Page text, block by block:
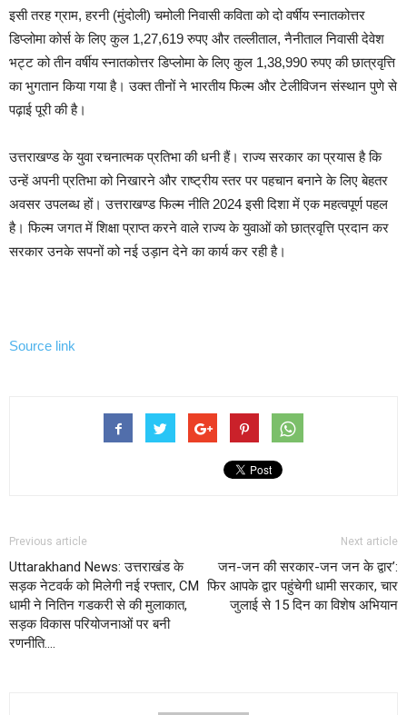
इसी तरह ग्राम, हरनी (मुंदोली) चमोली निवासी कविता को दो वर्षीय स्नातकोत्तर
डिप्लोमा कोर्स के लिए कुल 1,27,619 रुपए और तल्लीताल, नैनीताल निवासी देवेश
भट्ट को तीन वर्षीय स्नातकोत्तर डिप्लोमा के लिए कुल 1,38,990 रुपए की छात्रवृत्ति
का भुगतान किया गया है। उक्त तीनों ने भारतीय फिल्म और टेलीविजन संस्थान पुणे से
पढ़ाई पूरी की है।
उत्तराखण्ड के युवा रचनात्मक प्रतिभा की धनी हैं। राज्य सरकार का प्रयास है कि
उन्हें अपनी प्रतिभा को निखारने और राष्ट्रीय स्तर पर पहचान बनाने के लिए बेहतर
अवसर उपलब्ध हों। उत्तराखण्ड फिल्म नीति 2024 इसी दिशा में एक महत्वपूर्ण पहल
है। फिल्म जगत में शिक्षा प्राप्त करने वाले राज्य के युवाओं को छात्रवृत्ति प्रदान कर
सरकार उनके सपनों को नई उड़ान देने का कार्य कर रही है।
Source link
Previous article
Uttarakhand News: उत्तराखंड के
सड़क नेटवर्क को मिलेगी नई रफ्तार, CM
धामी ने नितिन गडकरी से की मुलाकात,
सड़क विकास परियोजनाओं पर बनी
रणनीति….
Next article
जन-जन की सरकार-जन जन के द्वार’:
फिर आपके द्वार पहुंचेगी धामी सरकार, चार
जुलाई से 15 दिन का विशेष अभियान